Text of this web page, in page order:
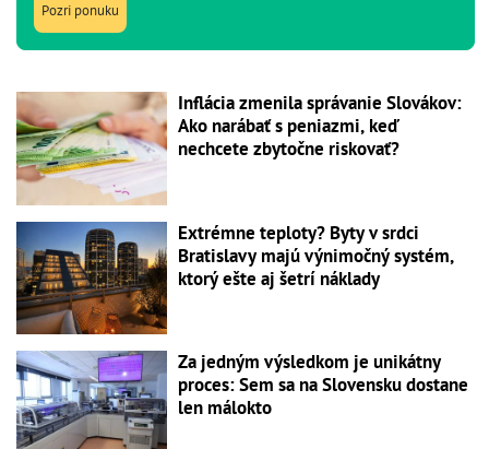
Pozri ponuku
Inflácia zmenila správanie Slovákov:
Ako narábať s peniazmi, keď
nechcete zbytočne riskovať?
Extrémne teploty? Byty v srdci
Bratislavy majú výnimočný systém,
ktorý ešte aj šetrí náklady
Za jedným výsledkom je unikátny
proces: Sem sa na Slovensku dostane
len málokto